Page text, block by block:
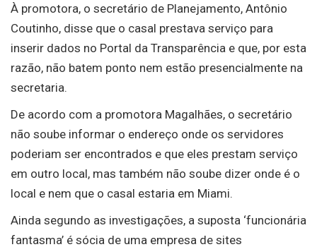
À promotora, o secretário de Planejamento, Antônio
Coutinho, disse que o casal prestava serviço para
inserir dados no Portal da Transparência e que, por esta
razão, não batem ponto nem estão presencialmente na
secretaria.
De acordo com a promotora Magalhães, o secretário
não soube informar o endereço onde os servidores
poderiam ser encontrados e que eles prestam serviço
em outro local, mas também não soube dizer onde é o
local e nem que o casal estaria em Miami.
Ainda segundo as investigações, a suposta ‘funcionária
fantasma’ é sócia de uma empresa de sites